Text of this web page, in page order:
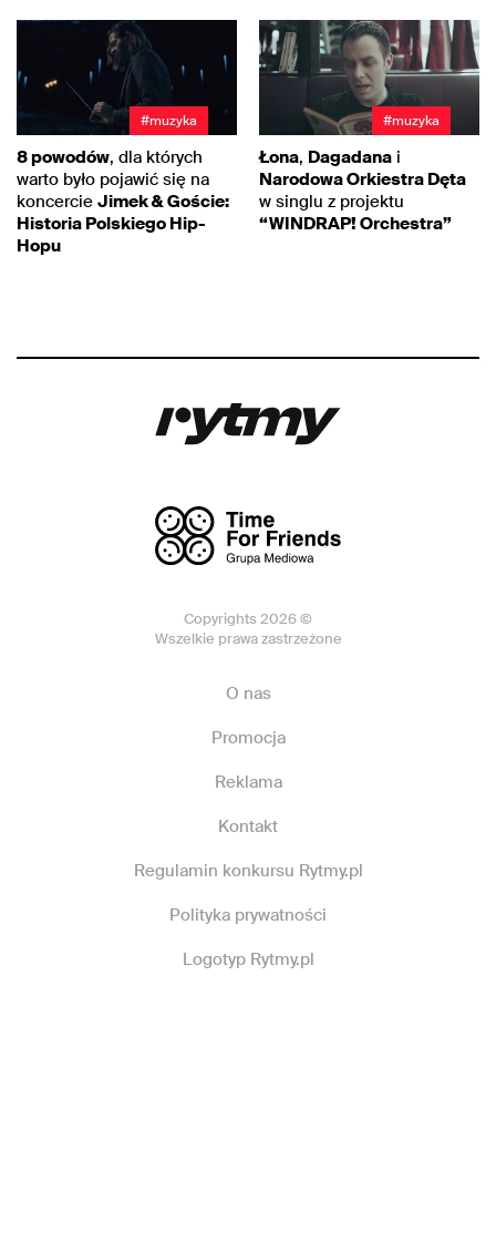
#muzyka
8 powodów, dla których
warto było pojawić się na
koncercie Jimek & Goście:
Historia Polskiego Hip-
Hopu
#muzyka
Łona, Dagadana i
Narodowa Orkiestra Dęta
w singlu z projektu
“WINDRAP! Orchestra”
Copyrights 2026 ©
Wszelkie prawa zastrzeżone
O nas
Promocja
Reklama
Kontakt
Regulamin konkursu Rytmy.pl
Polityka prywatności
Logotyp Rytmy.pl